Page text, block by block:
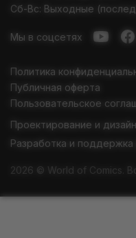
Сб-Вс: Выходные
Мы в соцсетях
Политика
Публичная оферта
Пользовательское
Проектирование и дизайн
Разработка и поддержка
2026 © World of Comics.